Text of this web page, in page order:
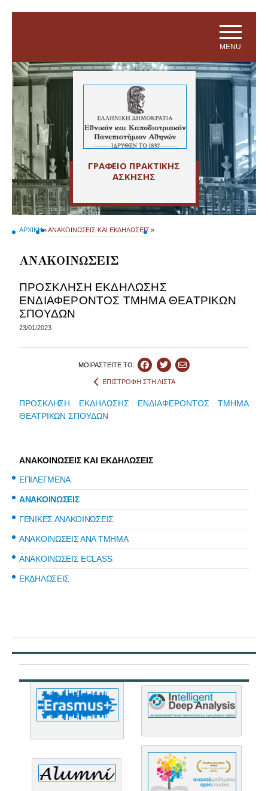
MENU
ΓΡΑΦΕΙΟ ΠΡΑΚΤΙΚΗΣ
ΑΣΚΗΣΗΣ
ΑΡΧΙΚΗ»ΑΝΑΚΟΙΝΩΣΕΙΣ ΚΑΙ ΕΚΔΗΛΩΣΕΙΣ »
ΑΝΑΚΟΙΝΩΣΕΙΣ
ΠΡΟΣΚΛΗΣΗ ΕΚΔΗΛΩΣΗΣ
ΕΝΔΙΑΦΕΡΟΝΤΟΣ ΤΜΗΜΑ ΘΕΑΤΡΙΚΩΝ
ΣΠΟΥΔΩΝ
23/01/2023
ΜΟΙΡΑΣΤEIΤΕ ΤΟ:
ΕΠΙΣΤΡΟΦΗ ΣΤΗ ΛΙΣΤΑ
ΠΡΟΣΚΛΗΣΗ ΕΚΔΗΛΩΣΗΣ ΕΝΔΙΑΦΕΡΟΝΤΟΣ ΤΜΗΜΑ
ΘΕΑΤΡΙΚΩΝ ΣΠΟΥΔΩΝ
ΑΝΑΚΟΙΝΩΣΕΙΣ ΚΑΙ ΕΚΔΗΛΩΣΕΙΣ
ΕΠΙΛΕΓΜΕΝΑ
ΑΝΑΚΟΙΝΩΣΕΙΣ
ΓΕΝΙΚΕΣ ΑΝΑΚΟΙΝΩΣΕΙΣ
ΑΝΑΚΟΙΝΩΣΕΙΣ ΑΝΑ ΤΜΗΜΑ
ΑΝΑΚΟΙΝΩΣΕΙΣ ECLASS
ΕΚΔΗΛΩΣΕΙΣ